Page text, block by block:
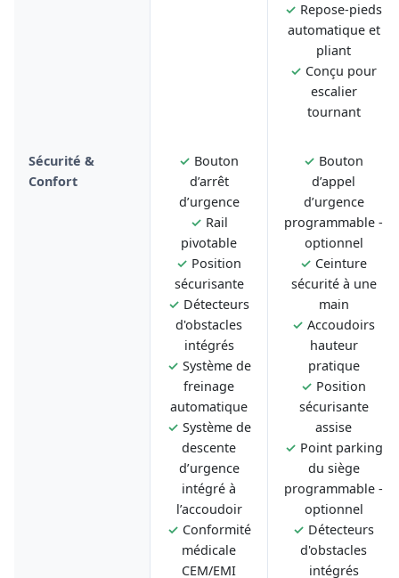
✓ Repose-pieds
automatique et
pliant
✓ Conçu pour
escalier
tournant
Sécurité &
Confort
✓ Bouton
d’arrêt
d’urgence
✓ Rail
pivotable
✓ Position
sécurisante
✓ Détecteurs
d'obstacles
intégrés
✓ Système de
freinage
automatique
✓ Système de
descente
d’urgence
intégré à
l’accoudoir
✓ Conformité
médicale
CEM/EMI
✓ Bouton
d’appel
d’urgence
programmable -
optionnel
✓ Ceinture
sécurité à une
main
✓ Accoudoirs
hauteur
pratique
✓ Position
sécurisante
assise
✓ Point parking
du siège
programmable -
optionnel
✓ Détecteurs
d'obstacles
intégrés